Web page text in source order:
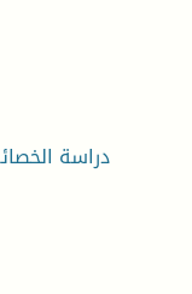
دراسة